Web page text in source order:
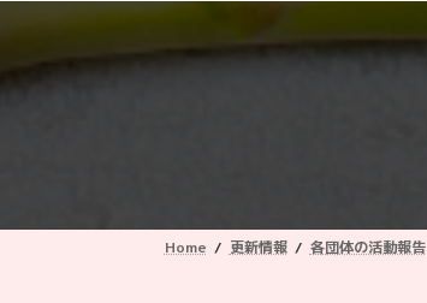
Home 更新情報 各団体の活動報告